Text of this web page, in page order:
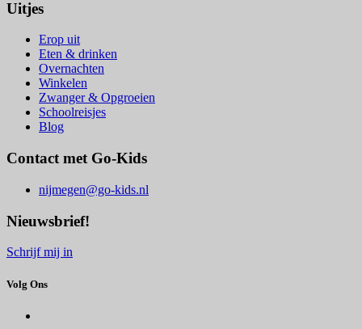
Uitjes
Erop uit
Eten & drinken
Overnachten
Winkelen
Zwanger & Opgroeien
Schoolreisjes
Blog
Contact met Go-Kids
nijmegen@go-kids.nl
Nieuwsbrief!
Schrijf mij in
Volg Ons